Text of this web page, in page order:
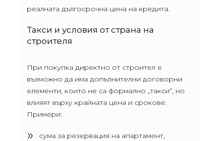
реалната дългосрочна цена на кредита.
Такси и условия от страна на
строителя
При покупка директно от строител е
възможно да има допълнителни договорни
елементи, които не са формално „такси“, но
влияят върху крайната цена и срокове.
Примери:
сума за резервация на апартамент,